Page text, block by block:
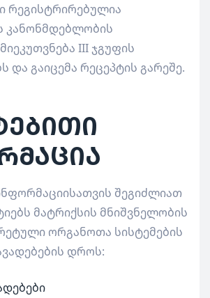
რეგისტრირებულია
კანონმდებლობის
III ჯგუფის
და გაიცემა რეცეპტის გარეშე.
შეგიძლიათ
მატრიქსის მნიშვნელობის
ორგანოთა სისტემების
დროს: